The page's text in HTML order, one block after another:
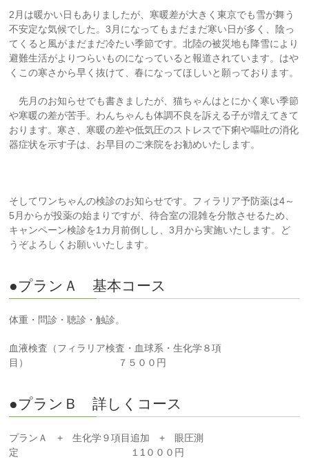
2月は暖かい日もありましたが、寒暖差が大きく東京でも雪が舞う
不安定な気候でした。3月になってもまだまだ寒い日が多く、陰っ
てくると風がまだまだ冷たい季節です。北陸の被災地も降雪により
避難生活がよりつらいものになっていると報道されています。はや
くこの寒さから早く抜けて、春になってほしいと願っております。
先月のお知らせでも書きましたが、猫ちゃんはとにかく寒い季節
や寒暖の差が苦手。わんちゃんも体調不良を訴える子が増えてきて
おります。寒さ、寒暖の差や低気圧のストレスで下痢や嘔吐の消化
器症状を示す子は、お早目のご来院をお勧めいたします。
そしてワンちゃんの検診のお知らせです。フィラリア予防薬は4～
5月からが投薬の始まりですが、待合室の混雑を分散させるため、
キャンペーン検診を1カ月前倒しし、3月から実施いたします。ど
うぞよろしくお願いいたします。
●プランＡ 基本コース
体重・問診・聴診・触診。
血液検査（フィラリア検査・血球系・生化学８項
目） ７５００円
●プランＢ 詳しくコース
プランＡ + 生化学９項目追加 + 眼圧測
定 １1０００円